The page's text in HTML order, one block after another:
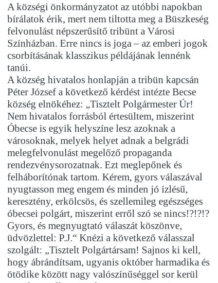
A községi önkormányzatot az utóbbi napokban
bírálatok érik, mert nem tiltotta meg a Büszkeség
felvonulást népszerűsítő tribünt a Városi
Színházban. Erre nincs is joga – az emberi jogok
csorbításának klasszikus példájának lennénk
tanúi.
A község hivatalos honlapján a tribün kapcsán
Péter József a következő kérdést intézte Becse
község elnökéhez: „Tisztelt Polgármester Úr!
Nem hivatalos forrásból értesültem, miszerint
Óbecse is egyik helyszíne lesz azoknak a
városoknak, melyek helyet adnak a belgrádi
melegfelvonulást megelőző propaganda
rendezvénysorozatnak. Ezt meglepőnek és
felháborítónak tartom. Kérem, gyors válaszával
nyugtasson meg engem és minden jó ízlésű,
keresztény, erkölcsös, és szellemileg egészséges
óbecsei polgárt, miszerint erről szó se nincs!?!?!?
Gyors, és megnyugtató válaszát köszönve,
üdvözlettel: P.J.“ Knézi a következő válasszal
szolgált: „Tisztelt Polgártársam! Sajnos ki kell,
hogy ábrándítsam, ugyanis október harmadika és
ötödike között nagy valószínűséggel sor kerül